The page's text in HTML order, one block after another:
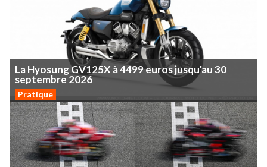
LaHyosungGV125X à4499eurosjusqu'au30
septembre2026
Pratique